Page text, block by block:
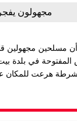
مجهولون
أن مسلحين مجهولين
المفتوحة في بلدة
هرعت للمكان